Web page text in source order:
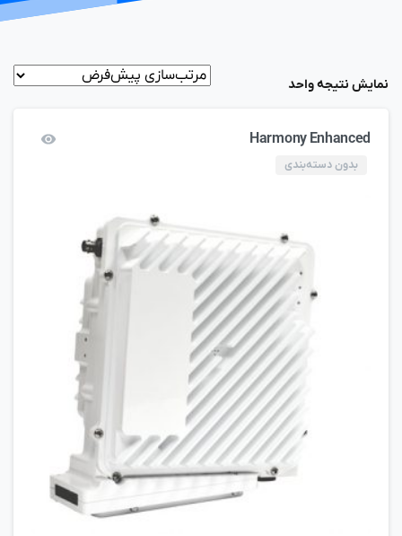
نمایش نتیجه واحد
Harmony Enhanced
بدون دسته‌بندی